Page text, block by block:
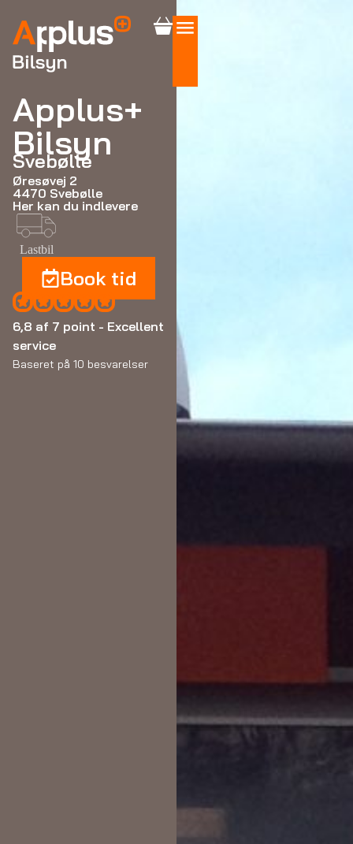
Applus+
Bilsyn
Svebølle
Øresøvej 2
4470 Svebølle
Her kan du indlevere
Lastbil
Book tid
6,8 af 7 point - Excellent
service
Baseret på 10 besvarelser